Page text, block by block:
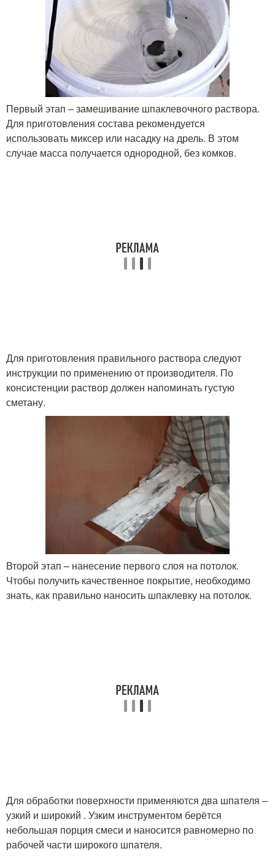
Первый этап – замешивание шпаклевочного раствора.
Для приготовления состава рекомендуется
использовать миксер или насадку на дрель. В этом
случае масса получается однородной, без комков.
Для приготовления правильного раствора следуют
инструкции по применению от производителя. По
консистенции раствор должен напоминать густую
сметану.
Второй этап – нанесение первого слоя на потолок.
Чтобы получить качественное покрытие, необходимо
знать, как правильно наносить шпаклевку на потолок.
Для обработки поверхности применяются два шпателя –
узкий и широкий . Узким инструментом берётся
небольшая порция смеси и наносится равномерно по
рабочей части широкого шпателя.